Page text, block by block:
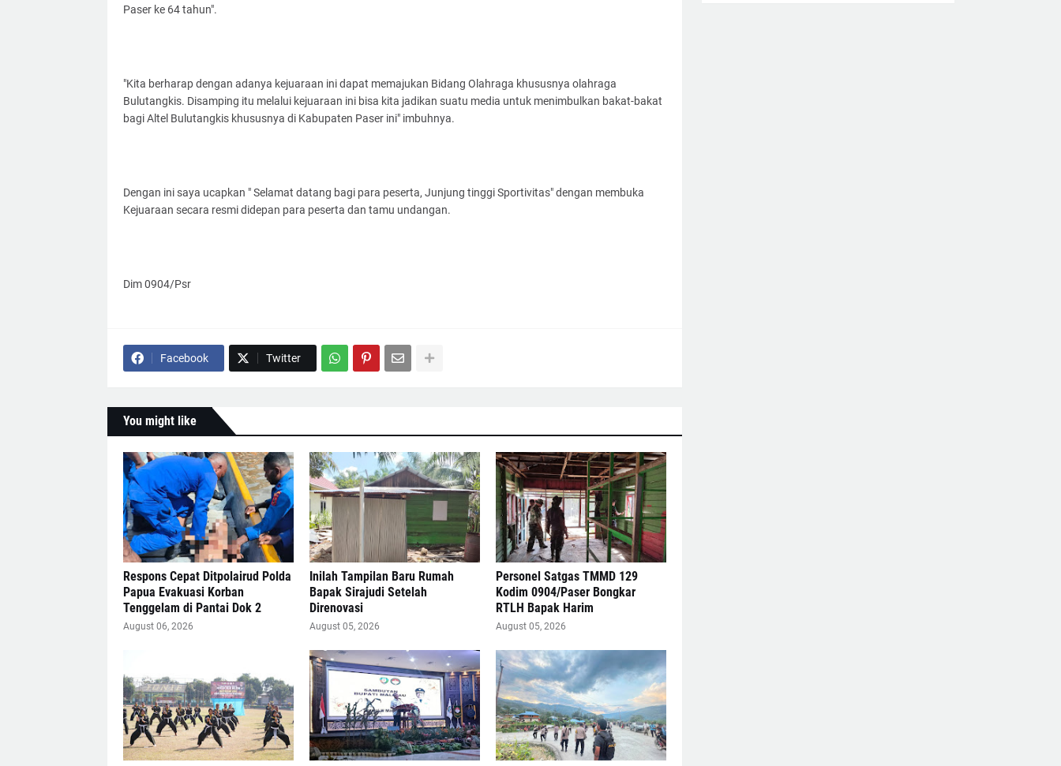
Paser ke 64 tahun".
"Kita berharap dengan adanya kejuaraan ini dapat memajukan Bidang Olahraga khususnya olahraga
Bulutangkis. Disamping itu melalui kejuaraan ini bisa kita jadikan suatu media untuk menimbulkan bakat-bakat
bagi Altel Bulutangkis khususnya di Kabupaten Paser ini" imbuhnya.
Dengan ini saya ucapkan " Selamat datang bagi para peserta, Junjung tinggi Sportivitas" dengan membuka
Kejuaraan secara resmi didepan para peserta dan tamu undangan.
Dim 0904/Psr
Facebook Twitter
You might like
Respons Cepat Ditpolairud Polda
Papua Evakuasi Korban
Tenggelam di Pantai Dok 2
August 06, 2026
Inilah Tampilan Baru Rumah
Bapak Sirajudi Setelah
Direnovasi
August 05, 2026
Personel Satgas TMMD 129
Kodim 0904/Paser Bongkar
RTLH Bapak Harim
August 05, 2026